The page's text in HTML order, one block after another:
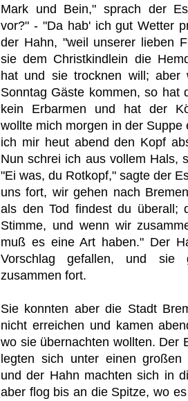
Mark und Bein," sprach der
vor?" - "Da hab' ich gut Wetter
der Hahn, "weil unserer lieben
sie dem Christkindlein die
hat und sie trocknen will; aber
Sonntag Gäste kommen, so hat
kein Erbarmen und hat der
wollte mich morgen in der Suppe
ich mir heut abend den Kopf
Nun schrei ich aus vollem Hals,
"Ei was, du Rotkopf," sagte der
uns fort, wir gehen nach
als den Tod findest du überall;
Stimme, und wenn wir
muß es eine Art haben." Der
Vorschlag gefallen, und sie
zusammen fort.
Sie konnten aber die Stadt
nicht erreichen und kamen
wo sie übernachten wollten. Der
legten sich unter einen
und der Hahn machten sich in
aber flog bis an die Spitze, wo